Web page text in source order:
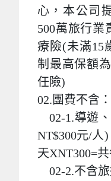
心，本公司
500萬旅行業
療險(未滿15
制最高保額
任險)
02.團費不含：
02-1.導遊
NT$300元/人
天XNT300=
02-2.不含